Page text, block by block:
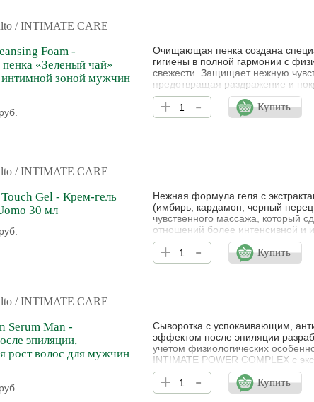
/ INTIMATE CARE
Foam -
«Зеленый чай»
интимной зоной мужчин
руб.
Очищающая пенка создана
гигиены в полной гармонии с
свежести. Защищает нежную
предотвращая раздражение и
трением. Идеально подходит для
занятий спортом. Заряжает
антистрессовое действие.
+ - Купить
/ INTIMATE CARE
Gel - Крем-гель
30 мл
руб.
Нежная формула геля с
(имбирь, кардамон, черный
чувственного массажа, который
отношений более интенсивной и
кровообращение и увеличивая
создана на основе активного
COMPLEX: экстракт
+ - Купить
/ INTIMATE CARE
Serum Man -
эпиляции,
рост волос для мужчин
руб.
Сыворотка с успокаивающим,
эффектом после эпиляции
учетом физиологических
INTIMATE POWER COMPLEX с
экстрактом мака и
энергии, регенерирующее,
действие.
+ - Купить